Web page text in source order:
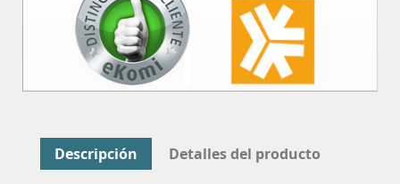
Descripción Detalles del producto